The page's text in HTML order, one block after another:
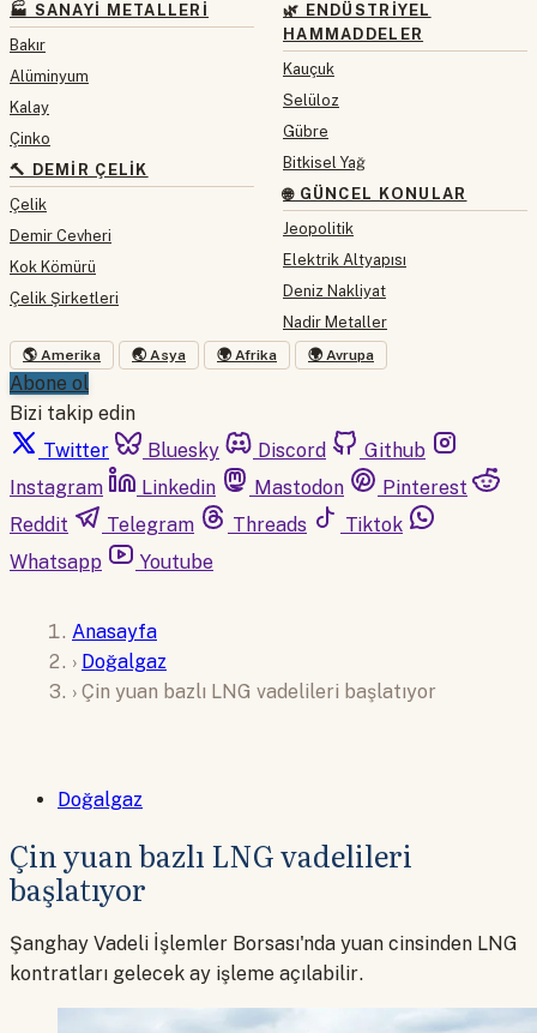
🏭 SANAYI METALLERI
Bakır
Alüminyum
Kalay
Çinko
🔨 DEMIR ÇELIK
Çelik
Demir Cevheri
Kok Kömürü
Çelik Şirketleri
🌿 ENDÜSTRIYEL
HAMMADDELER
Kauçuk
Selüloz
Gübre
Bitkisel Yağ
🌐 GÜNCEL KONULAR
Jeopolitik
Elektrik Altyapısı
Deniz Nakliyat
Nadir Metaller
🌎 Amerika 🌏 Asya 🌍 Afrika 🌍 Avrupa
Abone ol
Bizi takip edin
Twitter
Bluesky Discord
Github
Instagram
Linkedin Mastodon
Pinterest
Reddit
Telegram Threads
Tiktok
Whatsapp
Youtube
Anasayfa
› Doğalgaz
› Çin yuan bazlı LNG vadelileri başlatıyor
Doğalgaz
Çin yuan bazlı LNG vadelileri
başlatıyor
Şanghay Vadeli İşlemler Borsası'nda yuan cinsinden LNG
kontratları gelecek ay işleme açılabilir.